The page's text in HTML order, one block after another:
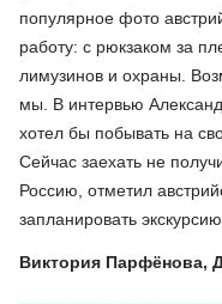
популярное фото
работу: с рюкзаком за
лимузинов и охраны.
мы. В интервью
хотел бы побывать на
Сейчас заехать не
Россию, отметил
запланировать
Виктория Парфёнова,